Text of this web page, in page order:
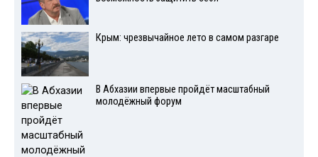
Крым: чрезвычайное лето в самом разгаре
В Абхазии впервые пройдёт масштабный
молодёжный форум